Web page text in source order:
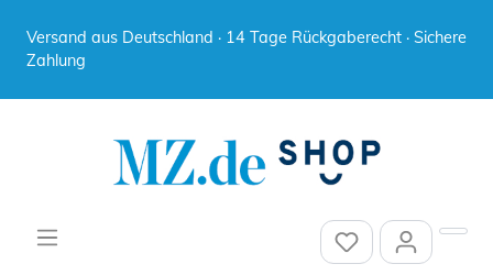
Versand aus Deutschland · 14 Tage Rückgaberecht · Sichere
Zahlung